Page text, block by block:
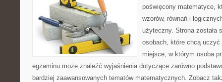
poświęcony matematyce,
wzorów, równań i
użyteczny. Strona została
osobach, które chcą
miejsce, w którym osoba
egzaminu może znaleźć wyjaśnienia dotyczące zarówno
bardziej zaawansowanych tematów matematycznych. Zobacz